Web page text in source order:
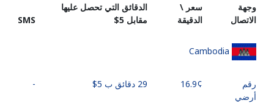
وجهة
الاتصال
سعر \
الدقيقة
الدقائق التي تحصل عليها
مقابل ⁦$5⁩
SMS
Cambodia
رقم
أرضي
29 دقائق ب ⁦$5⁩ -